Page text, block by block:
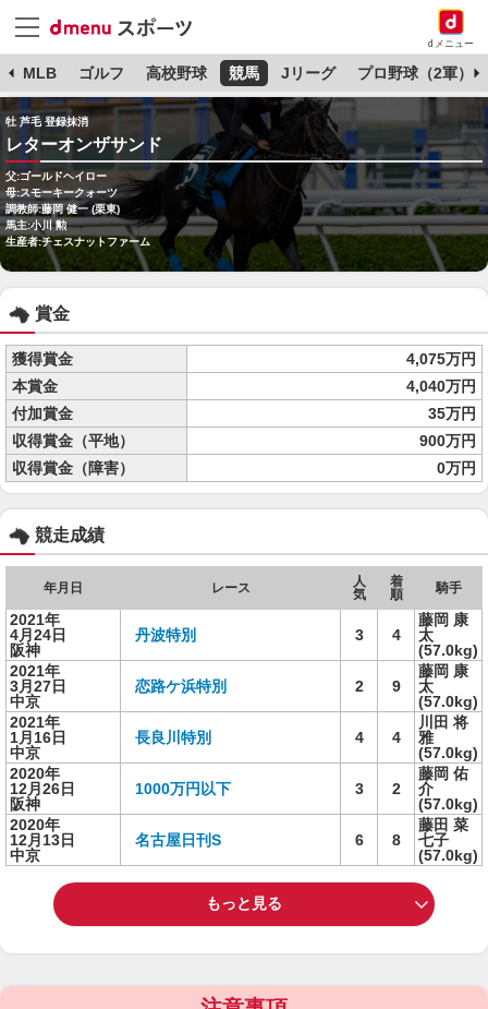
dメニュー
MLB ゴルフ 高校野球 競馬 Jリーグ プロ野球（2軍）
牡 芦毛 登録抹消
レターオンザサンド
父:ゴールドヘイロー
母:スモーキークォーツ
調教師:藤岡 健一 (栗東)
馬主:小川 勲
生産者:チェスナットファーム
賞金
獲得賞金
4,075万円
本賞金
4,040万円
付加賞金
35万円
収得賞金（平地）
900万円
収得賞金（障害）
0万円
競走成績
年月日 レース
人
気
着
順
騎手
2021年
4月24日
阪神
丹波特別 3 4
藤岡 康
太
(57.0kg)
2021年
3月27日
中京
恋路ケ浜特別 2 9
藤岡 康
太
(57.0kg)
2021年
1月16日
中京
長良川特別 4 4
川田 将
雅
(57.0kg)
2020年
12月26日
阪神
1000万円以下 3 2
藤岡 佑
介
(57.0kg)
2020年
12月13日
中京
名古屋日刊S 6 8
藤田 菜
七子
(57.0kg)
もっと見る